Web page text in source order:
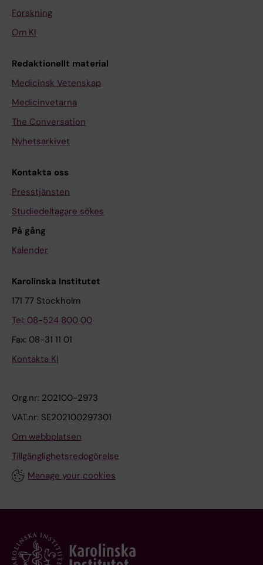
Forskning
Om KI
Redaktionellt material
Medicinsk Vetenskap
Medicinvetarna
The Conversation
Nyhetsarkivet
Kontakta oss
Presstjänsten
Studiedeltagare sökes
På gång
Kalender
Karolinska Institutet
171 77 Stockholm
Tel: 08-524 800 00
Fax: 08-31 11 01
Kontakta KI
Org.nr: 202100-2973
VAT.nr: SE202100297301
Om webbplatsen
Tillgänglighetsredogörelse
Manage your cookies